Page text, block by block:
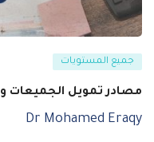
جميع المستويات
مصادر تمويل الجميعات
Dr Mohamed Eraqy